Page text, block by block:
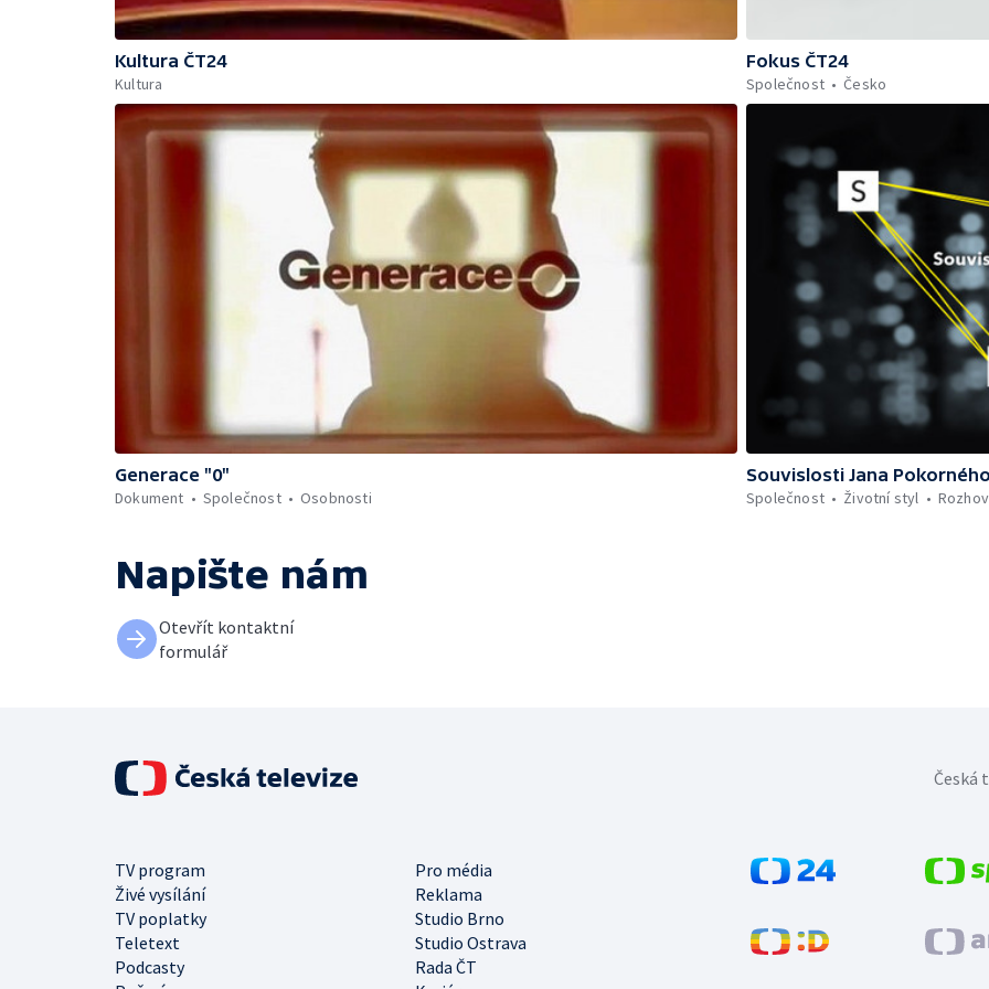
Kultura ČT24
Kultura
Fokus ČT24
Společnost
Česko
Generace "0"
Dokument
Společnost Osobnosti
Souvislosti Jana
Společnost
Životní styl
Napište nám
Otevřít kontaktní
formulář
TV program
Pro média
Živé vysílání
Reklama
TV poplatky
Studio Brno
Teletext
Studio Ostrava
Podcasty
Rada ČT
Česká